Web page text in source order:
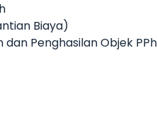
Biaya)
dan Penghasilan Objek PPh